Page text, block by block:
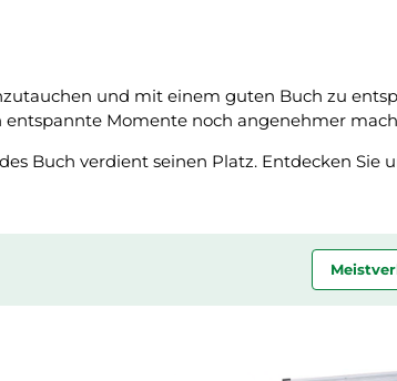
und mit einem guten Buch zu
Momente noch angenehmer
Buch verdient seinen Platz. Entdecken Sie